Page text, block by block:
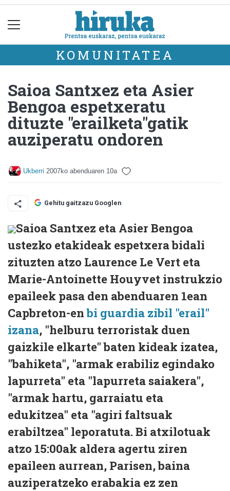
KOMUNITATEA
Saioa Santxez eta Asier
Bengoa espetxeratu
dituzte "erailketa"gatik
auziperatu ondoren
Ukberri 2007ko abenduaren 10a
Gehitu gaitzazu Googlen
Saioa Santxez eta Asier Bengoa
ustezko etakideak espetxera bidali
zituzten atzo Laurence Le Vert eta
Marie-Antoinette Houyvet instrukzio
epaileek pasa den abenduaren 1ean
Capbreton-enbi guardia zibil "erail"
izana, "helburu terroristak duen
gaizkile elkarte" baten kideak izatea,
"bahiketa", "armak erabiliz egindako
lapurreta" eta "lapurreta saiakera",
"armak hartu, garraiatu eta
edukitzea" eta "agiri faltsuak
erabiltzea" leporatuta. Bi atxilotuak
atzo 15:00ak aldera agertu ziren
epaileen aurrean, Parisen, baina
auziperatzeko erabakia ez zen